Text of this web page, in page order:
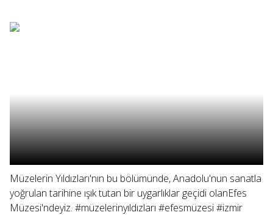
Müzelerin Yıldızları'nın bu bölümünde, Anadolu'nun sanatla
yoğrulan tarihine ışık tutan bir uygarlıklar geçidi olanEfes
Müzesi'ndeyiz. #müzelerinyıldızları #efesmüzesi #izmir